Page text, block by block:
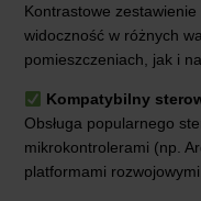
Kontrastowe
widoczność w różnych
pomieszczeniach, jak i
Kompatybilny
Obsługa popularnego
mikrokontrolerami (np.
platformami